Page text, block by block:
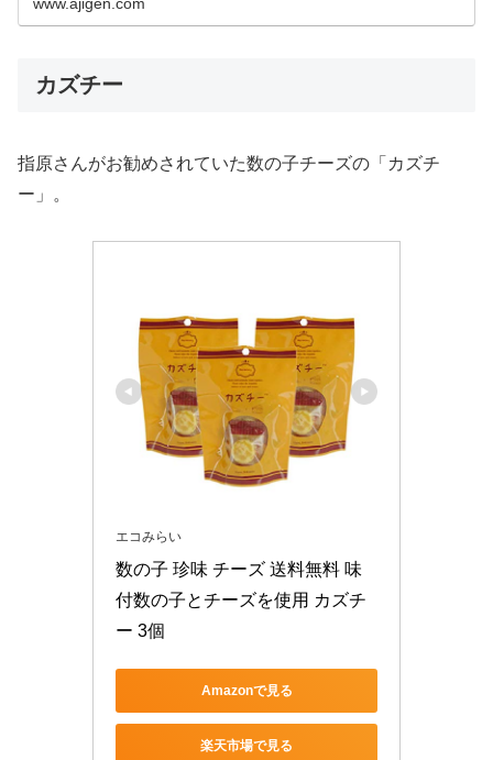
カズチー
指原さんがお勧めされていた数の子チーズの「カズチ
ー」。
エコみらい
数の子 珍味 チーズ 送料無料 味
付数の子とチーズを使用 カズチ
ー 3個
Amazonで見る
楽天市場で見る